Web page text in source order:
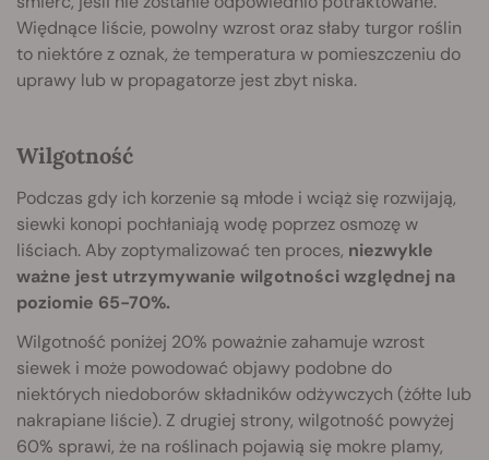
Więdnące liście, powolny wzrost oraz słaby turgor roślin
to niektóre z oznak, że temperatura w pomieszczeniu do
uprawy lub w propagatorze jest zbyt niska.
Wilgotność
Podczas gdy ich korzenie są młode i wciąż się rozwijają,
siewki konopi pochłaniają wodę poprzez osmozę w
liściach. Aby zoptymalizować ten proces, niezwykle
ważne jest utrzymywanie wilgotności względnej na
poziomie 65-70%.
Wilgotność poniżej 20% poważnie zahamuje wzrost
siewek i może powodować objawy podobne do
niektórych niedoborów składników odżywczych (żółte lub
nakrapiane liście). Z drugiej strony, wilgotność powyżej
60% sprawi, że na roślinach pojawią się mokre plamy,